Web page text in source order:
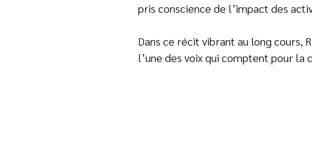
pris conscience de l’impact des
Dans ce récit vibrant au long
l’une des voix qui comptent pour la